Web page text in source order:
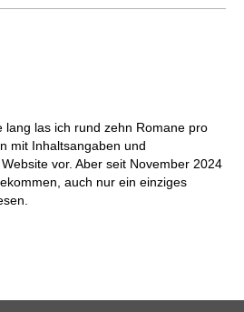
lang las ich rund zehn Romane pro
mit Inhaltsangaben und
vor. Aber seit November 2024
auch nur ein einziges